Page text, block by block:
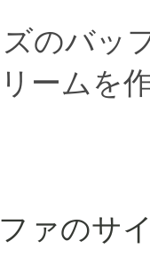
のバッ
ームを
ァのサ